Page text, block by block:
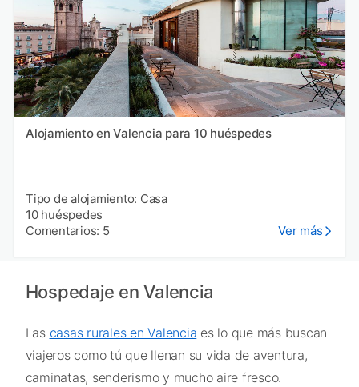
Alojamiento en Valencia para 10 huéspedes
Tipo de alojamiento: Casa
10 huéspedes
Comentarios: 5
Ver más
Hospedaje en Valencia
Las casas rurales en Valencia es lo que más buscan
viajeros como tú que llenan su vida de aventura,
caminatas, senderismo y mucho aire fresco.